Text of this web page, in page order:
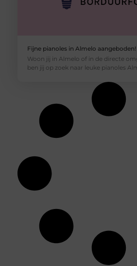
Fijne pianoles in Almelo aangeboden!
Woon jij in Almelo of in de directe
ben jij op zoek naar leuke pianoles